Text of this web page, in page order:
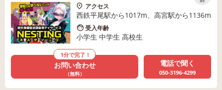
保存
アクセス
西鉄平尾駅から1017m、高宮駅から1136m
受入年齢
小学生 中学生 高校生
1分で完了！
お問い合わせ
（無料）
電話で聞く
050-3196-4299